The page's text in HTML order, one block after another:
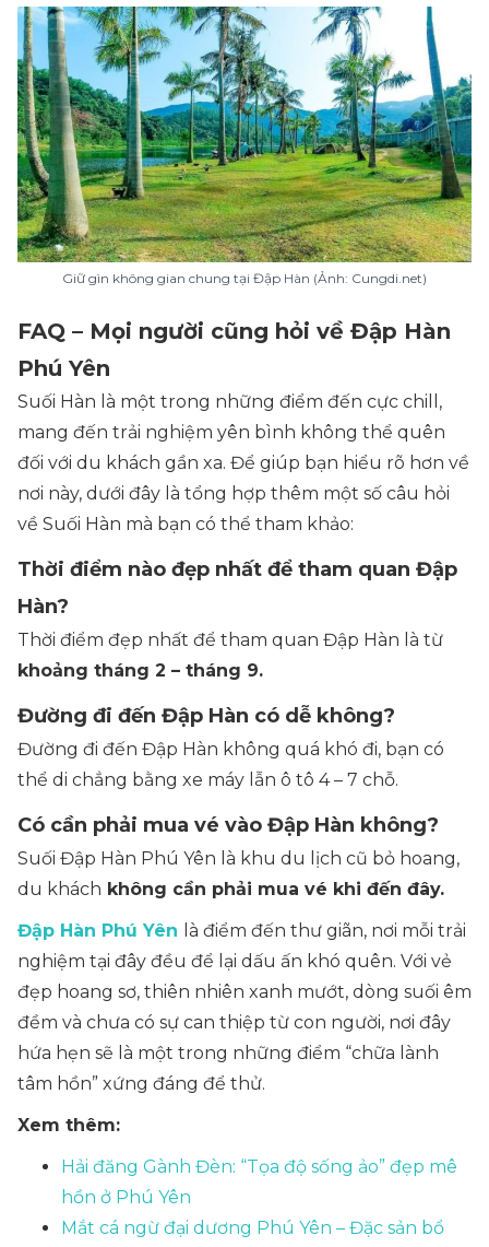
Giữ gìn không gian chung tại Đập Hàn (Ảnh: Cungdi.net)
FAQ – Mọi người cũng hỏi về Đập Hàn
Phú Yên
Suối Hàn là một trong những điểm đến cực chill,
mang đến trải nghiệm yên bình không thể quên
đối với du khách gần xa. Để giúp bạn hiểu rõ hơn về
nơi này, dưới đây là tổng hợp thêm một số câu hỏi
về Suối Hàn mà bạn có thể tham khảo:
Thời điểm nào đẹp nhất để tham quan Đập
Hàn?
Thời điểm đẹp nhất để tham quan Đập Hàn là từ
khoảng tháng 2 – tháng 9.
Đường đi đến Đập Hàn có dễ không?
Đường đi đến Đập Hàn không quá khó đi, bạn có
thể di chẳng bằng xe máy lẫn ô tô 4 – 7 chỗ.
Có cần phải mua vé vào Đập Hàn không?
Suối Đập Hàn Phú Yên là khu du lịch cũ bỏ hoang,
du khách không cần phải mua vé khi đến đây.
Đập Hàn Phú Yên là điểm đến thư giãn, nơi mỗi trải
nghiệm tại đây đều để lại dấu ấn khó quên. Với vẻ
đẹp hoang sơ, thiên nhiên xanh mướt, dòng suối êm
đềm và chưa có sự can thiệp từ con người, nơi đây
hứa hẹn sẽ là một trong những điểm “chữa lành
tâm hồn” xứng đáng để thử.
Xem thêm:
Hải đăng Gành Đèn: “Tọa độ sống ảo” đẹp mê
hồn ở Phú Yên
Mắt cá ngừ đại dương Phú Yên – Đặc sản bổ